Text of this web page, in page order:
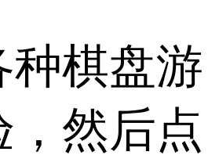
种棋盘游
，然后点